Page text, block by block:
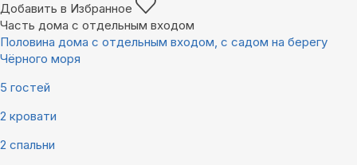
Добавить в Избранное
Часть дома с отдельным входом
Половина дома с отдельным входом, с садом на берегу
Чёрного моря
5 гостей
2 кровати
2 спальни